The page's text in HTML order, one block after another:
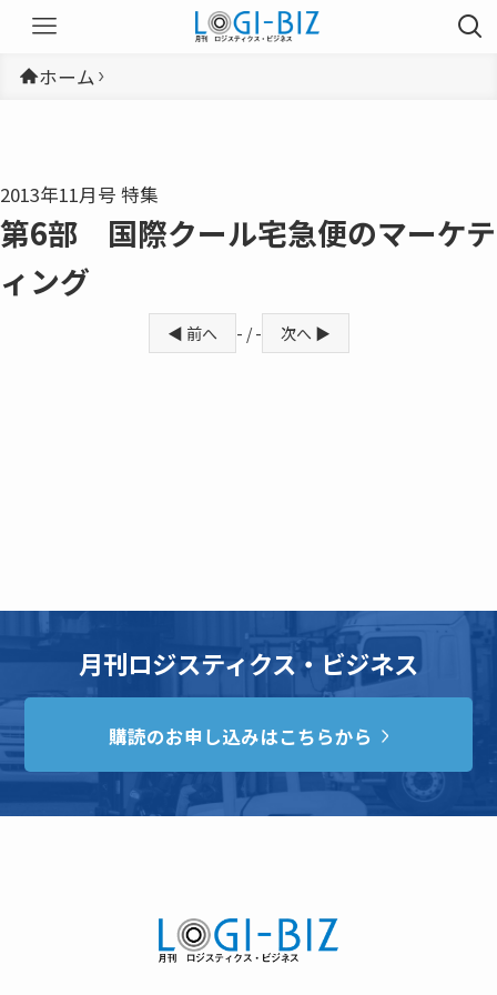
ホーム
2013年11月号 特集
第6部 国際クール宅急便のマーケテ
ィング
◀ 前へ - / - 次へ ▶
月刊ロジスティクス・ビジネス
購読のお申し込みはこちらから